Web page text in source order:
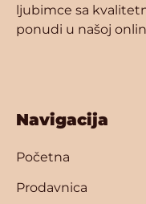
ljubimce sa
ponudi u našoj
Navigacija
Početna
Prodavnica